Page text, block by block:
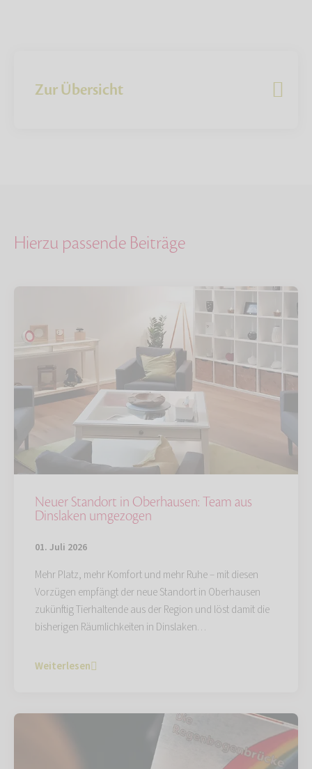
Zur Übersicht
Hierzu passende Beiträge
Neuer Standort in Oberhausen: Team aus
Dinslaken umgezogen
01. Juli 2026
Mehr Platz, mehr Komfort und mehr Ruhe – mit diesen
Vorzügen empfängt der neue Standort in Oberhausen
zukünftig Tierhaltende aus der Region und löst damit die
bisherigen Räumlichkeiten in Dinslaken…
Weiterlesen